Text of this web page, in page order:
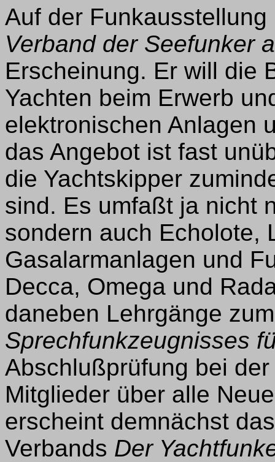
Auf der
Verband der Seefunker
Erscheinung. Er will die
Yachten beim Erwerb
elektronischen Anlagen
das Angebot ist fast
die Yachtskipper
sind. Es umfaßt ja nicht
sondern auch Echolote,
Gasalarmanlagen und
Decca, Omega und
daneben Lehrgänge
Sprechfunkzeugnisses
Abschlußprüfung bei
Mitglieder über alle
erscheint demnächst
Verbands Der